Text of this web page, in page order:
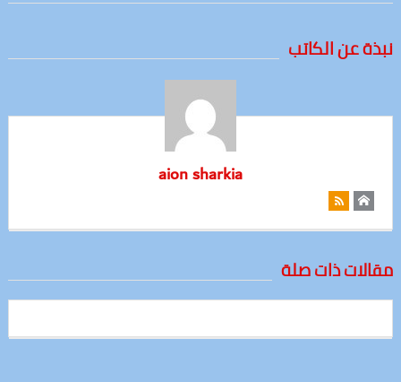
نبذة عن الكاتب
aion sharkia
مقالات ذات صلة